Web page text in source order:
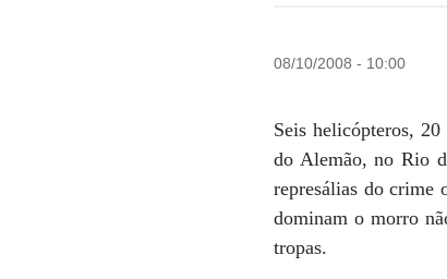
08/10/2008 - 10:00
Seis helicópteros,
do Alemão, no Rio
represálias do crime
dominam o morro
tropas.